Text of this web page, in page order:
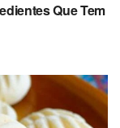
Que Tem